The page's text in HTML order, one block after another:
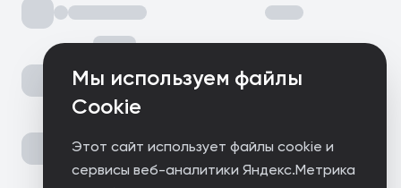
Мы используем файлы
Cookie
Этот сайт использует файлы cookie и
сервисы веб-аналитики Яндекс.Метрика